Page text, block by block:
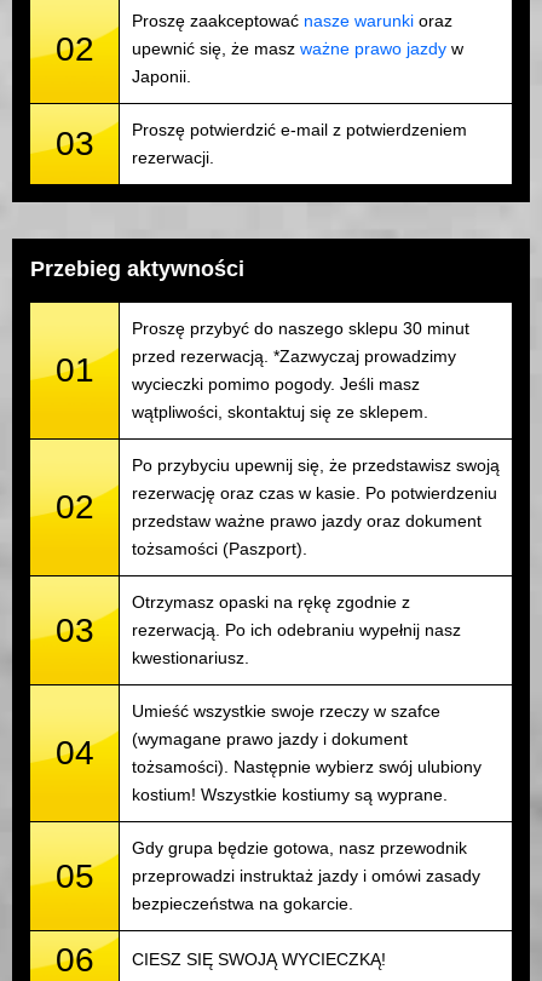
02
Proszę zaakceptować nasze warunki oraz
upewnić się, że masz ważne prawo jazdy w
Japonii.
03
Proszę potwierdzić e-mail z potwierdzeniem
rezerwacji.
Przebieg aktywności
01
Proszę przybyć do naszego sklepu 30 minut
przed rezerwacją. *Zazwyczaj prowadzimy
wycieczki pomimo pogody. Jeśli masz
wątpliwości, skontaktuj się ze sklepem.
02
Po przybyciu upewnij się, że przedstawisz swoją
rezerwację oraz czas w kasie. Po potwierdzeniu
przedstaw ważne prawo jazdy oraz dokument
tożsamości (Paszport).
03
Otrzymasz opaski na rękę zgodnie z
rezerwacją. Po ich odebraniu wypełnij nasz
kwestionariusz.
04
Umieść wszystkie swoje rzeczy w szafce
(wymagane prawo jazdy i dokument
tożsamości). Następnie wybierz swój ulubiony
kostium! Wszystkie kostiumy są wyprane.
05
Gdy grupa będzie gotowa, nasz przewodnik
przeprowadzi instruktaż jazdy i omówi zasady
bezpieczeństwa na gokarcie.
06 CIESZ SIĘ SWOJĄ WYCIECZKĄ!